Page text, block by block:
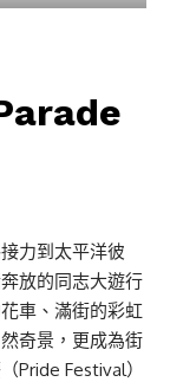
力到太平洋彼
放的同志大遊行
車、滿街的彩虹
奇景，更成為街
Pride Festival）